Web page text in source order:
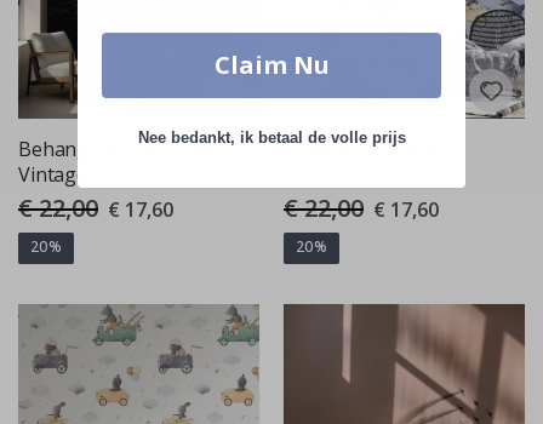
Behang - Rottige
Vintageauto
€ 22,00 Special
Price
€ 17,60
20%
Behang - Schattig
€ 22,00 Special
Price
€ 17,60
20%
Claim Nu
Nee bedankt, ik betaal de volle prijs